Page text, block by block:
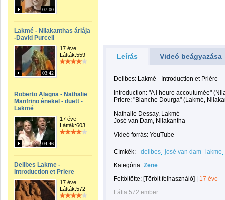
07:00
Lakmé - Nilakanthas áriája
-David Purcell
03:42
17 éve
Látták:559
Roberto Alagna - Nathalie
Manfrino énekel - duett -
Lakmé
04:46
17 éve
Látták:603
Delibes Lakme -
Introduction et Priere
17 éve
Látták:572
Leírás Videó beágyazása
Delibes: Lakmé - Introduction et Priére
Introduction: "A l heure accoutumée"
Priere: "Blanche Dourga" (Lakmé,
Nathalie Dessay, Lakmé
José van Dam, Nilakantha
Videó forrás: YouTube
Címkék: delibes josé van dam
lakme
Kategória: Zene
Feltöltötte: [Törölt felhasználó]
17 éve
Látta 572 ember.